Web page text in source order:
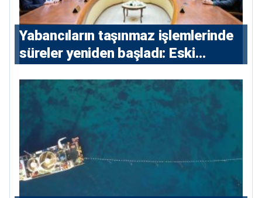
Yabancıların taşınmaz işlemlerinde
süreler yeniden başladı: Eski
konutlara 36 ay